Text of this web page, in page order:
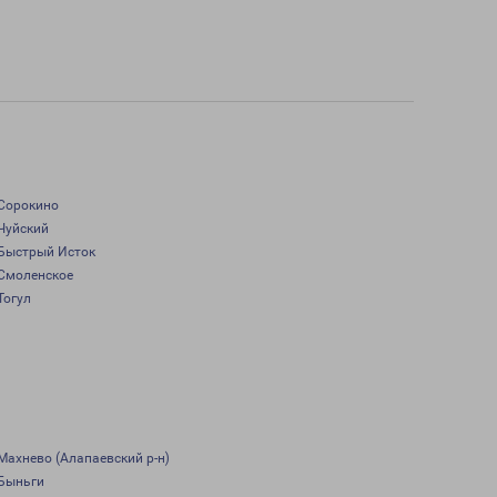
Быстрый Исток
Махнево (Алапаевский р-н)
Быньги